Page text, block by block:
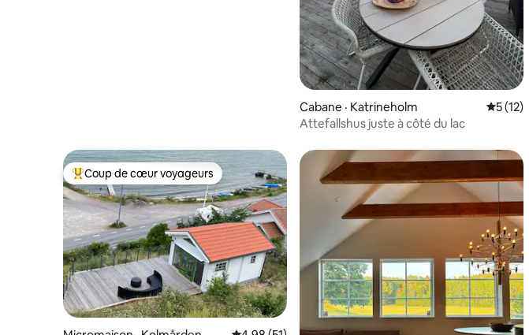
Cabane · Katrineholm Note
5 (12)
Attefallshus juste à côté du lac
Coup de cœur voyageurs parmi les plus aimés
Coup de cœur voyageurs